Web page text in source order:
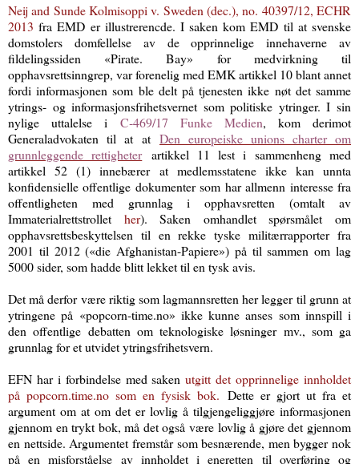
Neij and Sunde Kolmisoppi v. Sweden (dec.), no. 40397/12, ECHR
2013 fra EMD er illustrerencde. I saken kom EMD til at svenske
domstolers domfellelse av de opprinnelige innehaverne av
fildelingssiden «Pirate. Bay» for medvirkning til
opphavsrettsinngrep, var forenelig med EMK artikkel 10 blant annet
fordi informasjonen som ble delt på tjenesten ikke nøt det samme
ytrings- og informasjonsfrihetsvernet som politiske ytringer. I sin
nylige uttalelse i C‑469/17 Funke Medien, kom derimot
Generaladvokaten til at at Den europeiske unions charter om
grunnleggende rettigheterartikkel 11 lest i sammenheng med
artikkel 52 (1) innebærer at medlemsstatene ikke kan unnta
konfidensielle offentlige dokumenter som har allmenn interesse fra
offentligheten med grunnlag i opphavsretten (omtalt av
Immaterialrettstrollet her). Saken omhandlet spørsmålet om
opphavsrettsbeskyttelsen til en rekke tyske militærrapporter fra
2001 til 2012 («die Afghanistan-Papiere») på til sammen om lag
5000 sider, som hadde blitt lekket til en tysk avis.
Det må derfor være riktig som lagmannsretten her legger til grunn at
ytringene på «popcorn-time.no» ikke kunne anses som innspill i
den offentlige debatten om teknologiske løsninger mv., som ga
grunnlag for et utvidet ytringsfrihetsvern.
EFN har i forbindelse med sakenutgitt det opprinnelige innholdet
på popcorn.time.no som en fysisk bok. Dette er gjort ut fra et
argument om at om det er lovlig å tilgjengeliggjøre informasjonen
gjennom en trykt bok, må det også være lovlig å gjøre det gjennom
en nettside. Argumentet fremstår som besnærende, men bygger nok
på en misforståelse av innholdet i eneretten til overføring og